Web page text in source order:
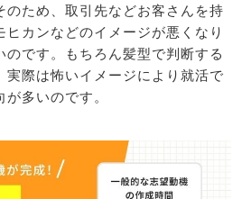
のため、取引先などお客さんを持
カンなどのイメージが悪くなり
のです。もちろん髪型で判断する
実際は怖いイメージにより就活で
多いのです。